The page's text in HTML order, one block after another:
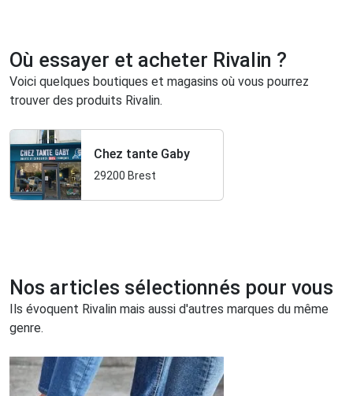
Où essayer et acheter Rivalin ?
Voici quelques boutiques et magasins où vous pourrez
trouver des produits Rivalin.
Chez tante Gaby
29200 Brest
Nos articles sélectionnés pour vous
Ils évoquent Rivalin mais aussi d'autres marques du même
genre.